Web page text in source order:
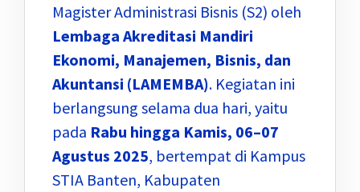
Magister Administrasi Bisnis (S2) oleh
Lembaga Akreditasi Mandiri
Ekonomi, Manajemen, Bisnis, dan
Akuntansi (LAMEMBA). Kegiatan ini
berlangsung selama dua hari, yaitu
pada Rabu hingga Kamis, 06–07
Agustus 2025, bertempat di Kampus
STIA Banten, Kabupaten